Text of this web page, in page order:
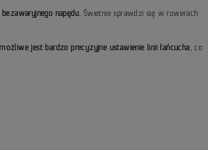
napędu. Świetnie sprawdzi się w rowerach
jest bardzo precyzyjne ustawienie linii łańcucha , co